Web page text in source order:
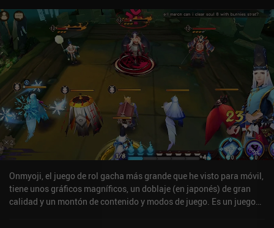
Onmyoji, el juego de rol gacha más grande que he visto para móvil,
tiene unos gráficos magníficos, un doblaje (en japonés) de gran
calidad y un montón de contenido y modos de juego. Es un juego